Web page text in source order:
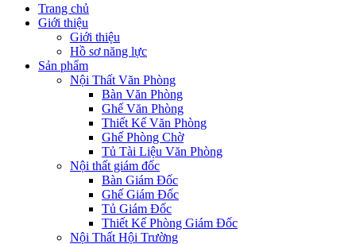
Trang chủ
Giới thiệu
Giới thiệu
Hồ sơ năng lực
Sản phẩm
Nội Thất Văn Phòng
Bàn Văn Phòng
Ghế Văn Phòng
Thiết Kế Văn Phòng
Ghế Phòng Chờ
Tủ Tài Liệu Văn Phòng
Nội thất giám đốc
Bàn Giám Đốc
Ghế Giám Đốc
Tủ Giám Đốc
Thiết Kế Phòng Giám Đốc
Nội Thất Hội Trường